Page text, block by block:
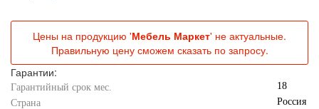
Цены на продукцию 'Мебель Маркет' не актуальные.
Правильную цену сможем сказать по запросу.
Гарантии:
Гарантийный срок мес.
18
Страна
Россия